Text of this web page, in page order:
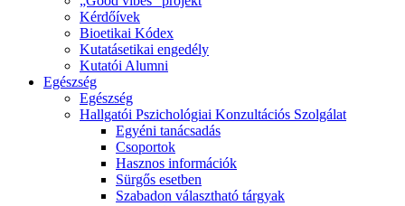
Kérdőívek
Bioetikai Kódex
Kutatásetikai engedély
Kutatói Alumni
Egészség
Egészség
Hallgatói Pszichológiai Konzultációs Szolgálat
Egyéni tanácsadás
Csoportok
Hasznos információk
Sürgős esetben
Szabadon választható tárgyak